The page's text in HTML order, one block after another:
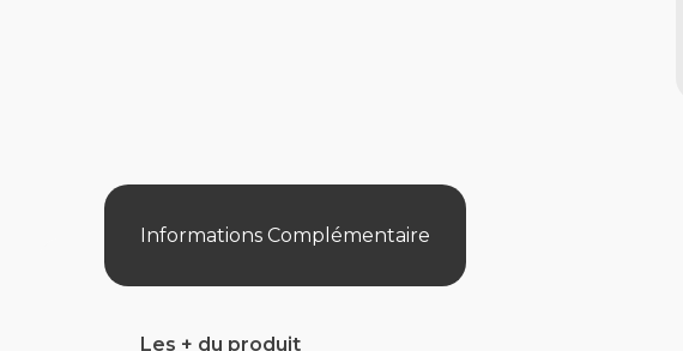
Informations Complémentaire
Les + du produit